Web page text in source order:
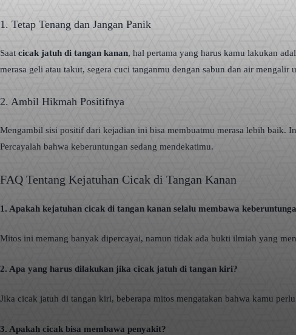
1. Tetap Tenang dan Jangan Panik
Saat cicak jatuh di tangan kanan, hal pertama yang harus kamu lakukan
merasa geli atau takut, segera cuci tanganmu dengan sabun dan air
2. Ambil Hikmah Positifnya
Mengambil sisi positif dari kejadian ini bisa membuatmu merasa lebih baik.
Percayalah bahwa keberuntungan sedang mendekatimu.
FAQ Tentang Kejatuhan Cicak di Tangan Kanan
1. Apakah kejatuhan cicak di tangan kanan selalu membawa
Mitos ini memang banyak dipercayai, namun tidak ada bukti ilmiah yang
2. Apa yang harus dilakukan jika cicak jatuh di tangan kiri?
Jika cicak jatuh di tangan kiri, beberapa mitos mengatakan bahwa kamu
3. Apakah cicak bisa membawa penyakit?